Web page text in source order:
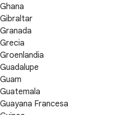
Ghana
Gibraltar
Granada
Grecia
Groenlandia
Guadalupe
Guam
Guatemala
Guayana Francesa